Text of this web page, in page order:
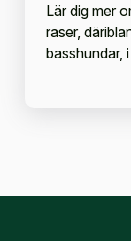
Lär dig mer
raser,
basshundar,